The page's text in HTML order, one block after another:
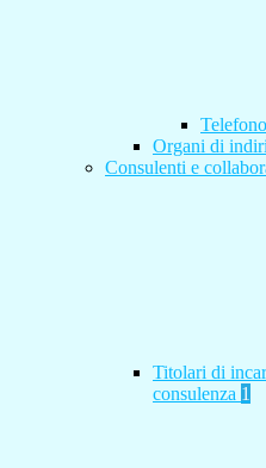
Organi di
Consulenti e
Titolari di
consulenza 1